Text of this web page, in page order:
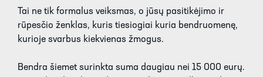
Tai ne tik formalus veiksmas, o jūsų pasitikėjimo ir
rūpesčio ženklas, kuris tiesiogiai kuria bendruomenę,
kurioje svarbus kiekvienas žmogus.
Bendra šiemet surinkta suma daugiau nei 15 000 eurų.